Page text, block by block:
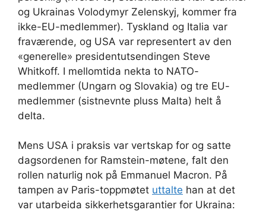
og Ukrainas Volodymyr Zelenskyj, kommer fra
ikke-EU-medlemmer). Tyskland og Italia var
fraværende, og USA var representert av den
«generelle» presidentutsendingen Steve
Whitkoff. I mellomtida nekta to NATO-
medlemmer (Ungarn og Slovakia) og tre EU-
medlemmer (sistnevnte pluss Malta) helt å
delta.
Mens USA i praksis var vertskap for og satte
dagsordenen for Ramstein-møtene, falt den
rollen naturlig nok på Emmanuel Macron. På
tampen av Paris-toppmøtet uttalte han at det
var utarbeida sikkerhetsgarantier for Ukraina: